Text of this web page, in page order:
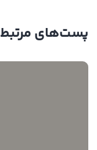
پست‌های مرتبط